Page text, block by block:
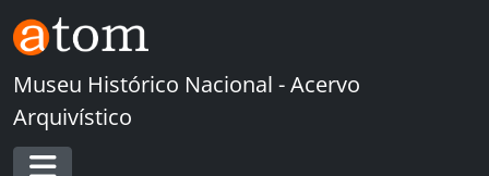
Skip to main content
Museu Histórico Nacional - Acervo
Arquivístico